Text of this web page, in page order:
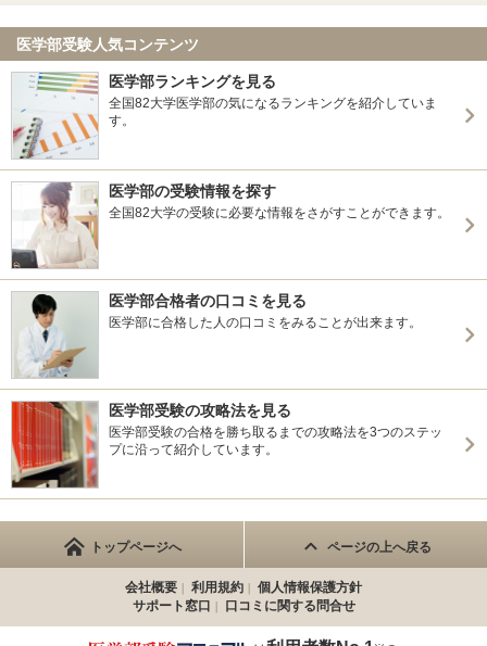
医学部受験人気コンテンツ
医学部ランキングを見る
全国82大学医学部の気になるランキングを紹介していま
す。
医学部の受験情報を探す
全国82大学の受験に必要な情報をさがすことができます。
医学部合格者の口コミを見る
医学部に合格した人の口コミをみることが出来ます。
医学部受験の攻略法を見る
医学部受験の合格を勝ち取るまでの攻略法を3つのステッ
プに沿って紹介しています。
トップページへ ページの上へ戻る
会社概要 利用規約
個人情報保護方針
サポート窓口
口コミに関する問合せ